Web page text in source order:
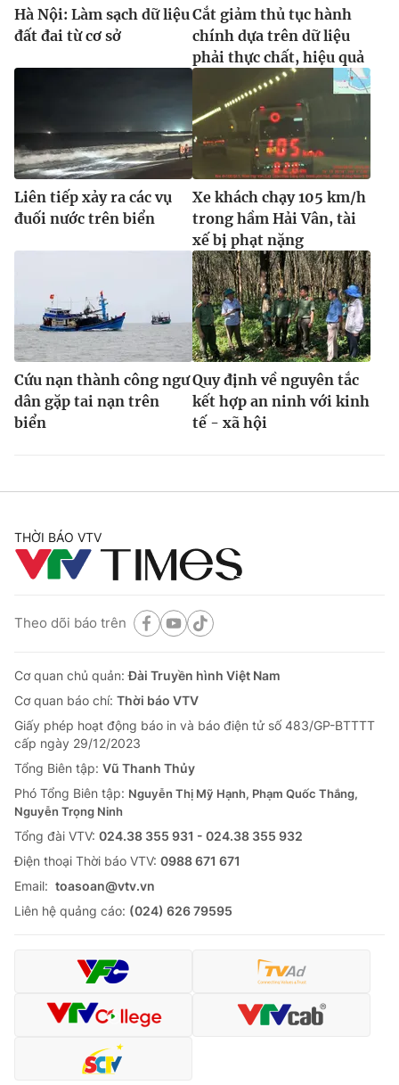
Hà Nội: Làm sạch dữ liệu
đất đai từ cơ sở
Cắt giảm thủ tục hành
chính dựa trên dữ liệu
phải thực chất, hiệu quả
Liên tiếp xảy ra các vụ
đuối nước trên biển
Xe khách chạy 105 km/h
trong hầm Hải Vân, tài
xế bị phạt nặng
Cứu nạn thành công ngư
dân gặp tai nạn trên
biển
Quy định về nguyên tắc
kết hợp an ninh với kinh
tế - xã hội
THỜI BÁO VTV
Theo dõi báo trên
Cơ quan chủ quản:Đài Truyền hình Việt Nam
Cơ quan báo chí: Thời báo VTV
Giấy phép hoạt động báo in và báo điện tử số 483/GP-BTTTT
cấp ngày 29/12/2023
Tổng Biên tập: Vũ Thanh Thủy
Phó Tổng Biên tập: Nguyễn Thị Mỹ Hạnh, Phạm Quốc Thắng,
Nguyễn Trọng Ninh
Tổng đài VTV: 024.38 355 931 - 024.38 355 932
Ðiện thoại Thời báo VTV: 0988 671 671
Email: toasoan@vtv.vn
Liên hệ quảng cáo: (024) 626 79595